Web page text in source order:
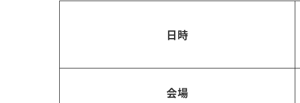
日時
会場